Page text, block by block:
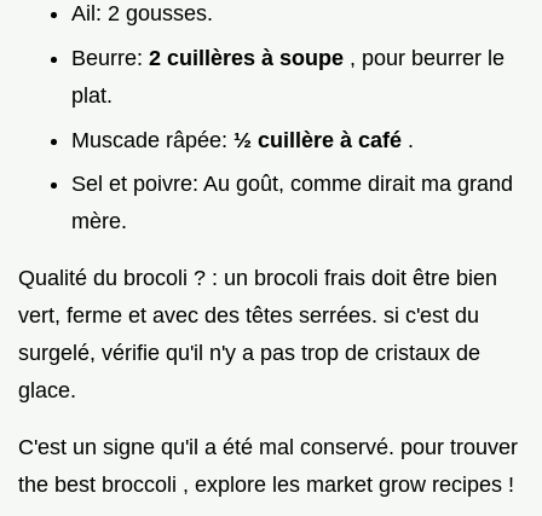
Ail: 2 gousses.
Beurre: 2 cuillères à soupe , pour beurrer le
plat.
Muscade râpée: ½ cuillère à café .
Sel et poivre: Au goût, comme dirait ma grand
mère.
Qualité du brocoli ? : un brocoli frais doit être bien
vert, ferme et avec des têtes serrées. si c'est du
surgelé, vérifie qu'il n'y a pas trop de cristaux de
glace.
C'est un signe qu'il a été mal conservé. pour trouver
the best broccoli , explore les market grow recipes !